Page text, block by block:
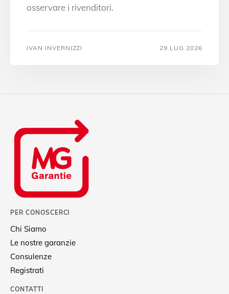
osservare i rivenditori.
IVAN INVERNIZZI 29 LUG 2026
PER CONOSCERCI
Chi Siamo
Le nostre garanzie
Consulenze
Registrati
CONTATTI